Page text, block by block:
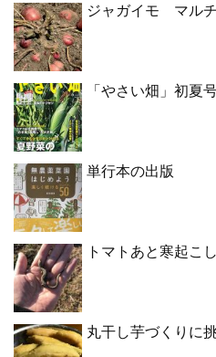
ジャガイモ マル
「やさい畑」初夏
単行本の出版
トマトあと寒起こし
丸干し芋づくりに